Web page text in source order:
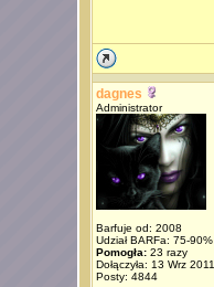
dagnes
Administrator
Barfuje od: 2008
Udział BARFa: 75-90%
Pomogła:23 razy
Dołączyła: 13 Wrz 2011
Posty: 4844